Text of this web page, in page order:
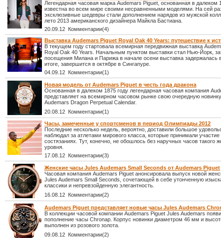
Легендарная часовая марка Audemars Piguet, основанная в далеком
известна во всем мире своими несравненными моделями. На сей
эксклюзивные шедевры стали дополнением нарядов из мужской
лето 2013 американского дизайнера Майкла Бастиана.
20.09.12 Комментарии(4)
Выставка Audemars Piguet Royal Oak 40 Years: путешествие к
В текущем году стартовала всемирная передвижная выставка
Royal Oak 40 Years. Начальным пунктом выставки стал Нью-Йорк,
посещения Милана и Парижа в начале осени выставка задержалась
итоге, завершится в октябре в Сингапуре.
04.09.12 Комментарии(1)
Новая модель от Audemars Piguet в честь года дракона
Основанная в далеком 1875 году легендарная часовая компания
представляет на всемирном часовом рынке свою очередную
Audemars Dragon Perpetual Calendar.
20.08.12 Комментарии(1)
Часы, замеченные у спортсменов в период Олимпиады 2012
Последние несколько недель, вероятно, доставили большое
наблюдал за атлетами мирового класса, которые принимали
состязаниях. Тут, конечно, не обошлось без наручных часов такого
уровня.
17.08.12 Комментарии(3)
Женские часы Jules Audemars Small Seconds от Audemars Piguet
Часовая компания Audemars Piguet анонсировала выпуск новой
Jules Audemars Small Seconds, сочетающей в себе утонченную
классики и непревзойденную элегантность.
16.08.12 Комментарии(2)
Audemars Piguet представляет новые часы Jules Audemars
В коллекции часовой компании Audemars Piguet Jules Audemars
пополнение часы Chronap. Корпус новинки диаметром 46 мм и
выполнен из розового золота.
09.08.12 Комментарии(2)